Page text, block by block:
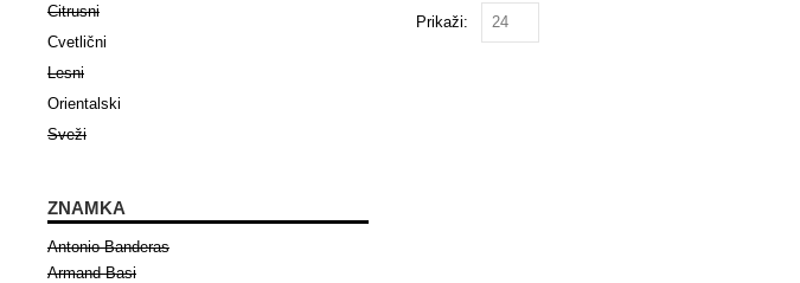
Prikaži:
Citrusni
Cvetlični
Lesni
Orientalski
Sveži
ZNAMKA
Antonio Banderas
Armand Basi